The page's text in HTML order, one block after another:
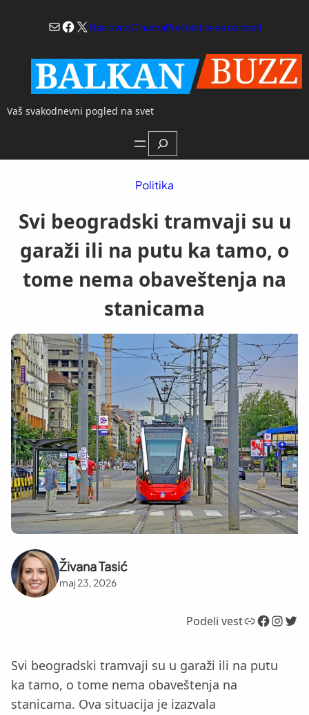
Mail
Facebook
X NaslovnaO namaPretplatite se na vesti
Vaš svakodnevni pogled na svet
Search
Politika
Svi beogradski tramvaji su u
garaži ili na putu ka tamo, o
tome nema obaveštenja na
stanicama
Živana Tasić
maj 23, 2026
Podeli vestLink Facebook InstagramTwitter
Svi beogradski tramvaji su u garaži ili na putu
ka tamo, o tome nema obaveštenja na
stanicama. Ova situacija je izazvala